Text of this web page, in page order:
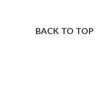
BACK TO TOP